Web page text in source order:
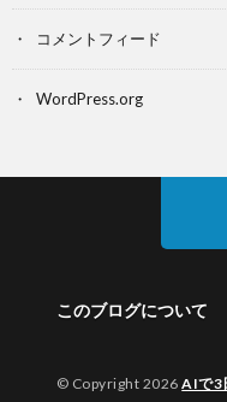
コメントフィード
WordPress.org
このブログについて
© Copyright 2026AIで3